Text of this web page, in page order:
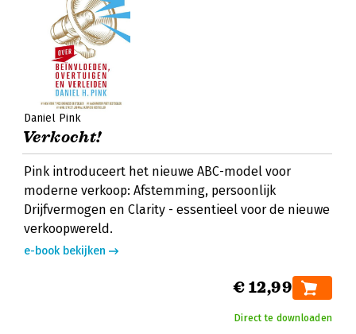
Daniel Pink
Verkocht!
Pink introduceert het nieuwe ABC-model voor
moderne verkoop: Afstemming, persoonlijk
Drijfvermogen en Clarity - essentieel voor de nieuwe
verkoopwereld.
e-book bekijken
€ 12,99
Direct te downloaden